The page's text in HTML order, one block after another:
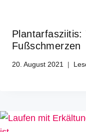
Plantarfasziitis:
Fußschmerzen
20. August 2021